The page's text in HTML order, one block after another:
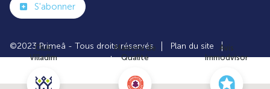
Club
Villadim
Maisons de
Qualité
Avis
Immodvisor
S'abonner
©2023 Primeâ - Tous droits réservés
Plan du site
Paramètres des cookies
Politiques de Confidentialités
Mentions légales
Recrutement